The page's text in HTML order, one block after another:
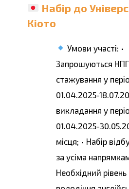
Набір до
Кіото
Умови участі: •
Запрошуються
стажування у
01.04.2025-
викладання у
01.04.2025-
місця; • Набір
за усіма
Необхідний рівень